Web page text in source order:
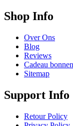
Shop Info
Over Ons
Blog
Reviews
Cadeau bonnen
Sitemap
Support Info
Retour Policy